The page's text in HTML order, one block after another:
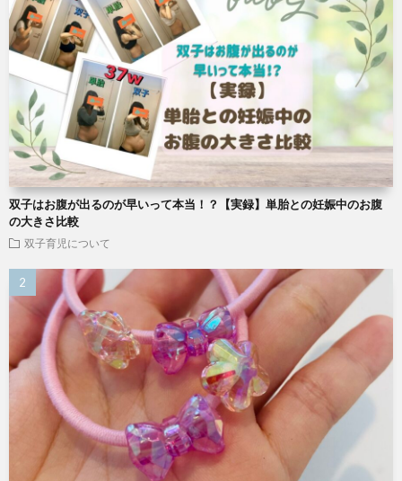
双子はお腹が出るのが早いって本当！？【実録】単胎との妊娠中のお腹
の大きさ比較
双子育児について